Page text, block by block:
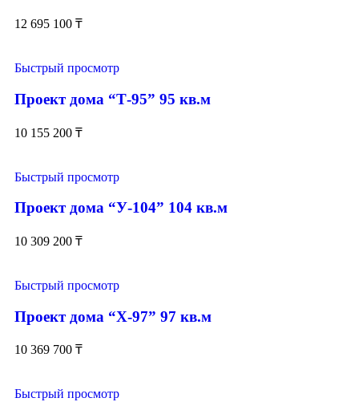
12 695 100 ₸
Быстрый просмотр
Проект дома “Т-95” 95 кв.м
10 155 200 ₸
Быстрый просмотр
Проект дома “У-104” 104 кв.м
10 309 200 ₸
Быстрый просмотр
Проект дома “Х-97” 97 кв.м
10 369 700 ₸
Быстрый просмотр